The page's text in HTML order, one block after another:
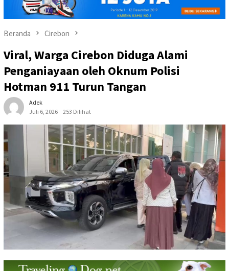
Beranda Cirebon
Viral, Warga Cirebon Diduga Alami
Penganiayaan oleh Oknum Polisi
Hotman 911 Turun Tangan
Adek
Juli 6, 2026
253 Dilihat